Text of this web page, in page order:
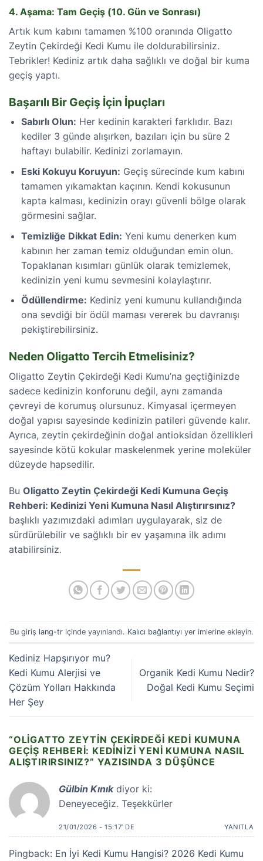
4. Aşama: Tam Geçiş (10. Gün ve Sonrası)
Artık kum kabını tamamen %100 oranında Oligatto
Zeytin Çekirdeği Kedi Kumu ile doldurabilirsiniz.
Tebrikler! Kediniz artık daha sağlıklı ve doğal bir kuma
geçiş yaptı.
Başarılı Bir Geçiş İçin İpuçları
Sabırlı Olun: Her kedinin karakteri farklıdır. Bazı
kediler 3 günde alışırken, bazıları için bu süre 2
haftayı bulabilir. Kedinizi zorlamayın.
Eski Kokuyu Koruyun: Geçiş sürecinde kum kabını
tamamen yıkamaktan kaçının. Kendi kokusunun
kapta kalması, kedinizin orayı güvenli bölge olarak
görmesini sağlar.
Temizliğe Dikkat Edin: Yeni kumu denerken kum
kabının her zaman temiz olduğundan emin olun.
Topaklanan kısımları günlük olarak temizlemek,
kedinizin yeni kumu sevmesini kolaylaştırır.
Ödüllendirme: Kediniz yeni kumunu kullandığında
ona sevdiği bir ödül maması vererek bu davranışı
pekiştirebilirsiniz.
Neden Oligatto Tercih Etmelisiniz?
Oligatto Zeytin Çekirdeği Kedi Kumu’na geçtiğinizde
sadece kedinizin konforunu değil, aynı zamanda
çevreyi de korumuş olursunuz. Kimyasal içermeyen
doğal yapısı sayesinde kedinizin patileri güvende kalır.
Ayrıca, zeytin çekirdeğinin doğal antioksidan özellikleri
sayesinde kötü kokular maskelenmek yerine moleküler
düzeyde hapsedilir.
Bu Oligatto Zeytin Çekirdeği Kedi Kumuna Geçiş
Rehberi: Kedinizi Yeni Kumuna Nasıl Alıştırırsınız?
başlıklı yazımızdaki adımları uygulayarak, siz de
sürdürülebilir ve sağlıklı bir ev yaşamına ilk adımı
atabilirsiniz.
Bu giriş lang-triçinde yayınlandı. Kalıcı bağlantıyı yer imlerine ekleyin.
Kediniz Hapşırıyor mu?
Kedi Kumu Alerjisi ve
Çözüm Yolları Hakkında
Her Şey
Organik Kedi Kumu Nedir?
Doğal Kedi Kumu Seçimi
“OLIGATTO ZEYTIN ÇEKIRDEĞI KEDI KUMUNA
GEÇIŞ REHBERI: KEDINIZI YENI KUMUNA NASIL
ALIŞTIRIRSINIZ?” YAZISINDA 3 DÜŞÜNCE
Gülbin Kınık diyor ki:
Deneyeceğiz. Teşekkürler
21/01/2026 - 15:17’ DE YANITLA
Pingback: En İyi Kedi Kumu Hangisi? 2026 Kedi Kumu